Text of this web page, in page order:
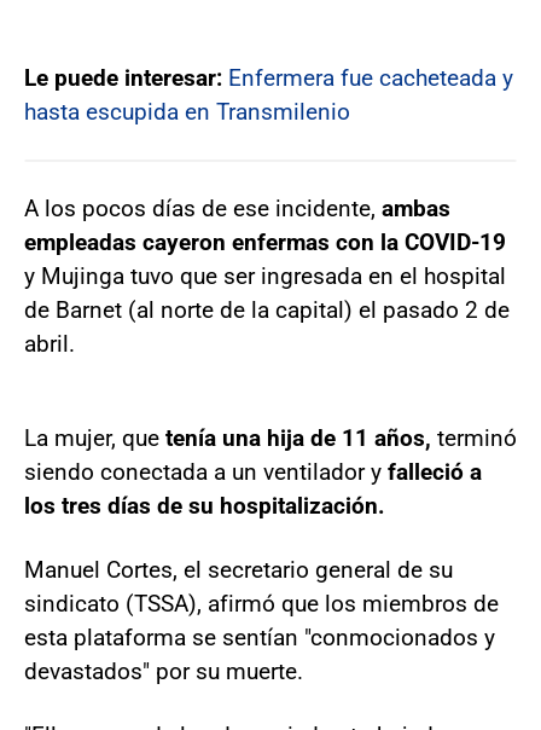
Le puede interesar: Enfermera fue cacheteada y
hasta escupida en Transmilenio
A los pocos días de ese incidente, ambas
empleadas cayeron enfermas con la COVID-19
y Mujinga tuvo que ser ingresada en el hospital
de Barnet (al norte de la capital) el pasado 2 de
abril.
La mujer, que tenía una hija de 11 años, terminó
siendo conectada a un ventilador y falleció a
los tres días de su hospitalización.
Manuel Cortes, el secretario general de su
sindicato (TSSA), afirmó que los miembros de
esta plataforma se sentían "conmocionados y
devastados" por su muerte.